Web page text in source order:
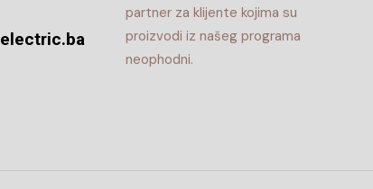
partner za klijente kojima su
proizvodi iz našeg programa
neophodni.